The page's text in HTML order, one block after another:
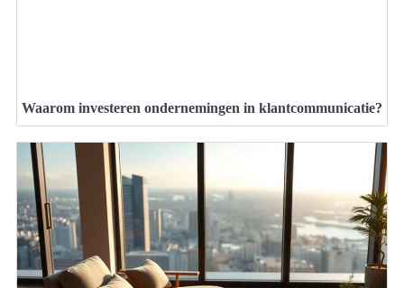
Waarom investeren ondernemingen in klantcommunicatie?